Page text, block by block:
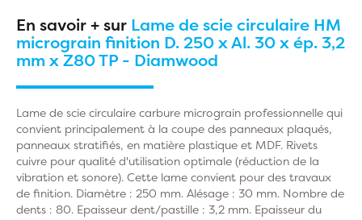
En savoir + sur Lame de scie circulaire HM
micrograin finition D. 250 x Al. 30 x ép. 3,2
mm x Z80 TP - Diamwood
Lame de scie circulaire carbure micrograin professionnelle qui
convient principalement à la coupe des panneaux plaqués,
panneaux stratifiés, en matière plastique et MDF. Rivets
cuivre pour qualité d'utilisation optimale (réduction de la
vibration et sonore). Cette lame convient pour des travaux
de finition. Diamètre : 250 mm. Alésage : 30 mm. Nombre de
dents : 80. Epaisseur dent/pastille : 3,2 mm. Epaisseur du